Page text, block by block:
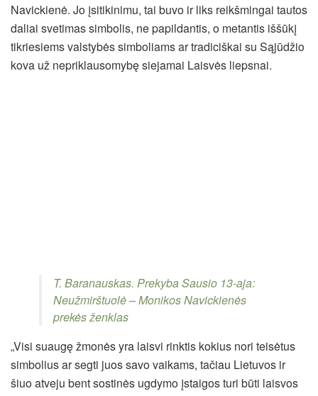
Navickienė. Jo įsitikinimu, tai buvo ir liks reikšmingai tautos
daliai svetimas simbolis, ne papildantis, o metantis iššūkį
tikriesiems valstybės simboliams ar tradiciškai su Sąjūdžio
kova už nepriklausomybę siejamai Laisvės liepsnai.
T. Baranauskas. Prekyba Sausio 13-aja:
Neužmirštuolė – Monikos Navickienės
prekės ženklas
„Visi suaugę žmonės yra laisvi rinktis kokius nori teisėtus
simbolius ar segti juos savo vaikams, tačiau Lietuvos ir
šiuo atveju bent sostinės ugdymo įstaigos turi būti laisvos